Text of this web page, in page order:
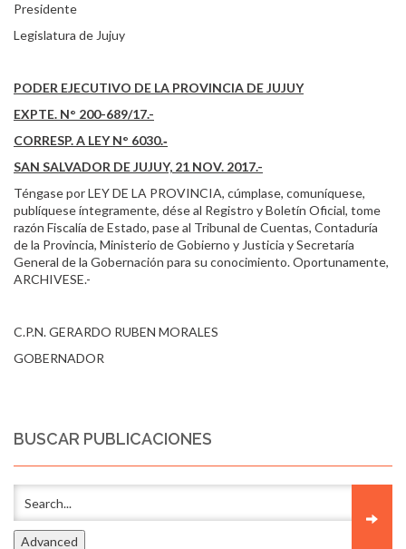
Presidente
Legislatura de Jujuy
PODER EJECUTIVO DE LA PROVINCIA DE JUJUY
EXPTE. N° 200-689/17.-
CORRESP. A LEY N° 6030.‑
SAN SALVADOR DE JUJUY, 21 NOV. 2017.-
Téngase por LEY DE LA PROVINCIA, cúmplase, comuníquese,
publíquese íntegramente, dése al Registro y Boletín Oficial, tome
razón Fiscalía de Estado, pase al Tribunal de Cuentas, Contaduría
de la Provincia, Ministerio de Gobierno y Justicia y Secretaría
General de la Gobernación para su conocimiento. Oportunamente,
ARCHIVESE.-
C.P.N. GERARDO RUBEN MORALES
GOBERNADOR
BUSCAR PUBLICACIONES